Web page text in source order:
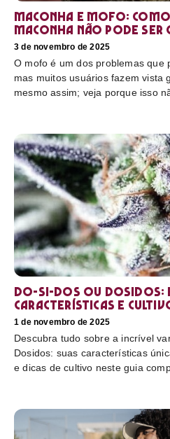
Maconha e mofo:
maconha não pode ser
3 de novembro de 2025
O mofo é um dos problemas que
mas muitos usuários fazem vista
mesmo assim; veja porque isso
Do-Si-Dos ou
características e
1 de novembro de 2025
Descubra tudo sobre a incrível
Dosidos: suas características
e dicas de cultivo neste guia